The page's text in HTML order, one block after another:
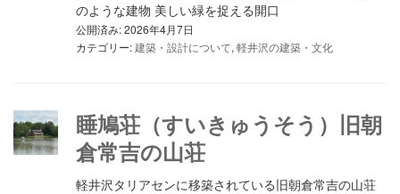
のような建物 美しい緑を捉える開口
公開済み: 2026年4月7日
カテゴリー:建築・設計について, 軽井沢の建築・文化
睡鳩荘（すいきゅうそう）旧朝
倉常吉の山荘
軽井沢タリアセンに移築されている旧朝倉常吉の山荘